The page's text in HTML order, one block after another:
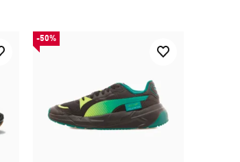
-50%